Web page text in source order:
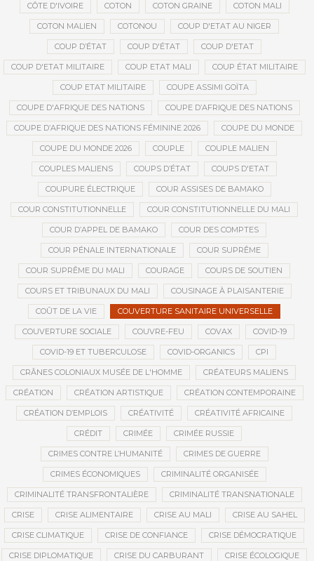
CÔTE D'IVOIRE COTON COTON GRAINE COTON MALI
COTON MALIEN COTONOU COUP D'ETAT AU NIGER
COUP D’ÉTAT COUP D'ÉTAT COUP D'ETAT
COUP D'ETAT MILITAIRE COUP ETAT MALI COUP ÉTAT MILITAIRE
COUP ETAT MILITAIRE COUPE ASSIMI GOÏTA
COUPE D'AFRIQUE DES NATIONS COUPE D’AFRIQUE DES NATIONS
COUPE D’AFRIQUE DES NATIONS FÉMININE 2026 COUPE DU MONDE
COUPE DU MONDE 2026 COUPLE COUPLE MALIEN
COUPLES MALIENS COUPS D’ÉTAT COUPS D'ETAT
COUPURE ÉLECTRIQUE COUR ASSISES DE BAMAKO
COUR CONSTITUTIONNELLE COUR CONSTITUTIONNELLE DU MALI
COUR D’APPEL DE BAMAKO COUR DES COMPTES
COUR PÉNALE INTERNATIONALE COUR SUPRÊME
COUR SUPRÊME DU MALI COURAGE COURS DE SOUTIEN
COURS ET TRIBUNAUX DU MALI COUSINAGE À PLAISANTERIE
COÛT DE LA VIE COUVERTURE SANITAIRE UNIVERSELLE
COUVERTURE SOCIALE COUVRE-FEU COVAX COVID-19
COVID-19 ET TUBERCULOSE COVID-ORGANICS CPI
CRÂNES COLONIAUX MUSÉE DE L'HOMME CRÉATEURS MALIENS
CRÉATION CRÉATION ARTISTIQUE CRÉATION CONTEMPORAINE
CRÉATION D’EMPLOIS CRÉATIVITÉ CRÉATIVITÉ AFRICAINE
CRÉDIT CRIMÉE CRIMÉE RUSSIE
CRIMES CONTRE L’HUMANITÉ CRIMES DE GUERRE
CRIMES ÉCONOMIQUES CRIMINALITÉ ORGANISÉE
CRIMINALITÉ TRANSFRONTALIÈRE CRIMINALITÉ TRANSNATIONALE
CRISE CRISE ALIMENTAIRE CRISE AU MALI CRISE AU SAHEL
CRISE CLIMATIQUE CRISE DE CONFIANCE CRISE DÉMOCRATIQUE
CRISE DIPLOMATIQUE CRISE DU CARBURANT CRISE ÉCOLOGIQUE